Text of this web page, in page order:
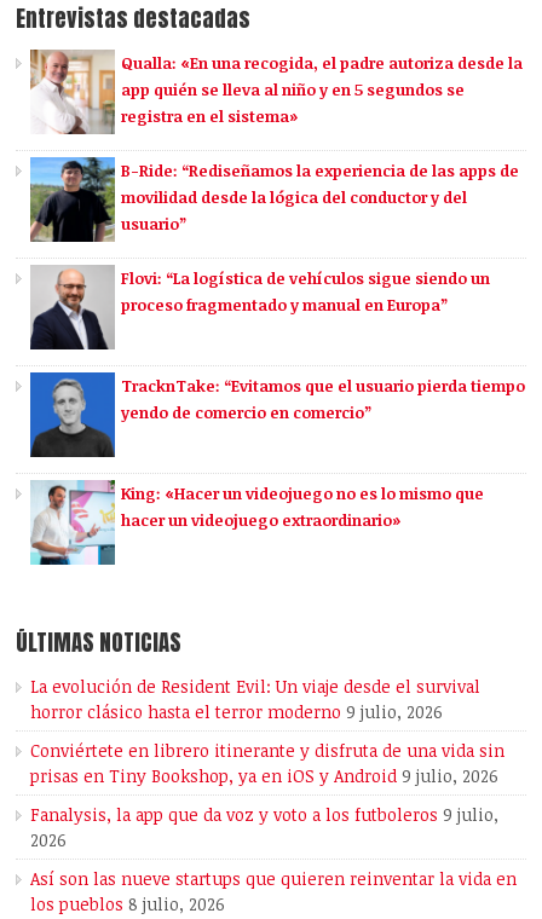
Entrevistas destacadas
Qualla: «En una recogida, el padre autoriza desde la
app quién se lleva al niño y en 5 segundos se
registra en el sistema»
B-Ride: “Rediseñamos la experiencia de las apps de
movilidad desde la lógica del conductor y del
usuario”
Flovi: “La logística de vehículos sigue siendo un
proceso fragmentado y manual en Europa”
TracknTake: “Evitamos que el usuario pierda tiempo
yendo de comercio en comercio”
King: «Hacer un videojuego no es lo mismo que
hacer un videojuego extraordinario»
ÚLTIMAS NOTICIAS
La evolución de Resident Evil: Un viaje desde el survival
horror clásico hasta el terror moderno 9 julio, 2026
Conviértete en librero itinerante y disfruta de una vida sin
prisas en Tiny Bookshop, ya en iOS y Android 9 julio, 2026
Fanalysis, la app que da voz y voto a los futboleros 9 julio,
2026
Así son las nueve startups que quieren reinventar la vida en
los pueblos 8 julio, 2026